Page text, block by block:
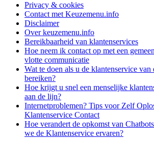
Privacy & cookies
Contact met Keuzemenu.info
Disclaimer
Over keuzemenu.info
Bereikbaarheid van klantenservices
Hoe neem ik contact op met een
vlotte communicatie
Wat te doen als u de klantenservice
bereiken?
Hoe krijgt u snel een menselijke
aan de lijn?
Internetproblemen? Tips voor Zelf
Klantenservice Contact
Hoe verandert de opkomst van
we de Klantenservice ervaren?